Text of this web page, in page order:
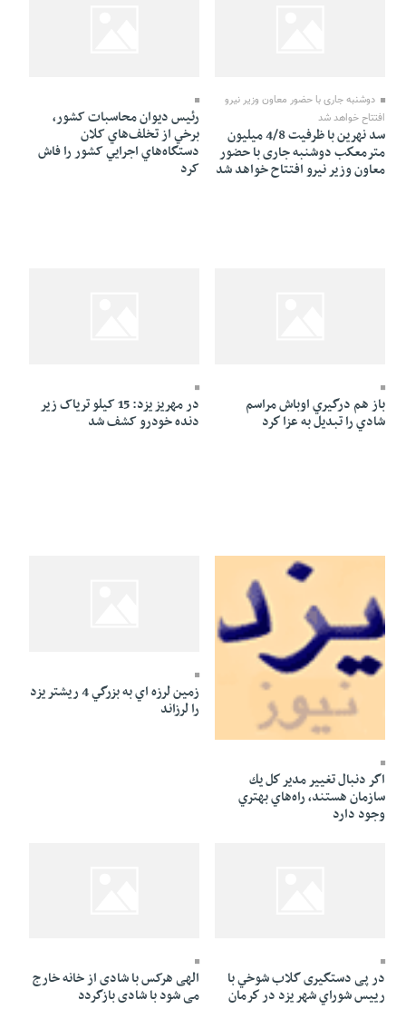
دوشنبه جاری با حضور معاون وزير نيرو
افتتاح خواهد شد
سد نهرين با ظرفيت 4/8 ميليون
مترمعكب دوشنبه جاری با حضور
معاون وزير نيرو افتتاح خواهد شد
رئيس ديوان محاسبات کشور،
برخي از تخلف‌هاي کلان
دستگاه‌هاي اجرايي کشور را فاش
کرد
باز هم درگيري اوباش مراسم
شادي را تبديل به عزا كرد
در مهريز يزد: 15 کيلو ترياک زير
دنده خودرو کشف شد
اگر دنبال تغيير مدير كل يك
سازمان هستند، راه‌هاي بهتري
وجود دارد
زمين لرزه اي به بزرگي 4 ريشتر يزد
را لرزاند
در پی دستگیری گلاب شوخي با
رييس شوراي شهر يزد در كرمان
الهی هرکس با شادی از خانه خارج
می شود با شادی بازگردد